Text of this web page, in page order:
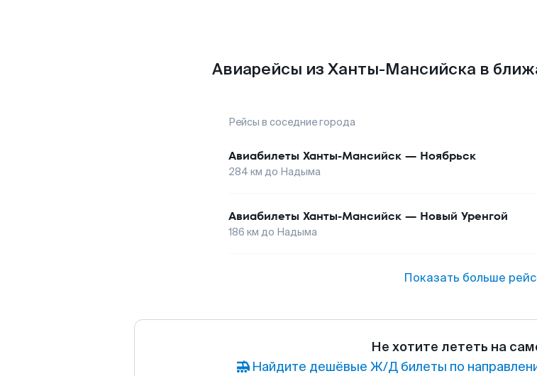
Авиарейсы из Ханты-Мансийска в
Рейсы в соседние города
Авиабилеты Ханты-Мансийск — Ноябрьск
284 км до Надыма
Авиабилеты Ханты-Мансийск — Новый Уренгой
186 км до Надыма
Показать больше
Не хотите лететь на
Найдите дешёвые Ж/Д билеты по